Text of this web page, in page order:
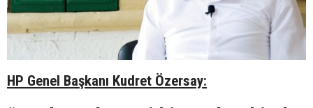
HP Genel Başkanı Kudret Özersay: